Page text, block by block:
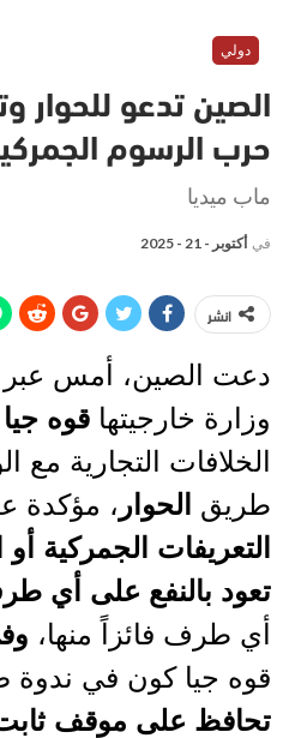
دولي
الصين تدعو للحوار
حرب الرسوم
ماب ميديا
في أكتوبر - 21 - 2025
انشر
دعت الصين، أمس عبر
وزارة خارجيتها قوه
الخلافات التجارية مع
طريق الحوار ، مؤكدة
التعريفات الجمركية
تعود بالنفع على أي
أي طرف فائزاً منها،
قوه جيا كون في ندوة
تحافظ على موقف